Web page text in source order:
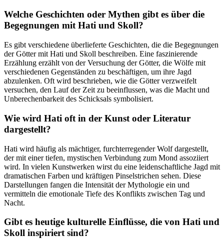
Welche Geschichten oder Mythen gibt es über ​die
Begegnungen mit Hati und Skoll?
Es gibt verschiedene überlieferte Geschichten, die die Begegnungen
der Götter mit ⁤Hati und Skoll beschreiben. ⁢Eine faszinierende
Erzählung erzählt von der Versuchung der Götter, die Wölfe mit
verschiedenen⁣ Gegenständen zu beschäftigen, um ihre Jagd⁢
abzulenken.‍ Oft wird⁤ beschrieben, ‍wie die ​Götter verzweifelt
versuchen, den Lauf der‌ Zeit zu beeinflussen, was ⁣die Macht und
Unberechenbarkeit des Schicksals symbolisiert.
Wie wird Hati oft in der⁤ Kunst oder Literatur
dargestellt?
Hati‌ wird häufig als mächtiger, furchterregender Wolf dargestellt,
⁤der mit einer tiefen, mystischen Verbindung⁢ zum Mond assoziiert
wird. In vielen ⁤Kunstwerken wirst du ‍eine leidenschaftliche Jagd mit
dramatischen Farben und kräftigen Pinselstrichen sehen. Diese
Darstellungen fangen​ die Intensität der Mythologie ein und
vermitteln die emotionale Tiefe des⁤ Konflikts zwischen Tag und
Nacht.
Gibt es heutige kulturelle Einflüsse, die von Hati und
Skoll inspiriert sind?